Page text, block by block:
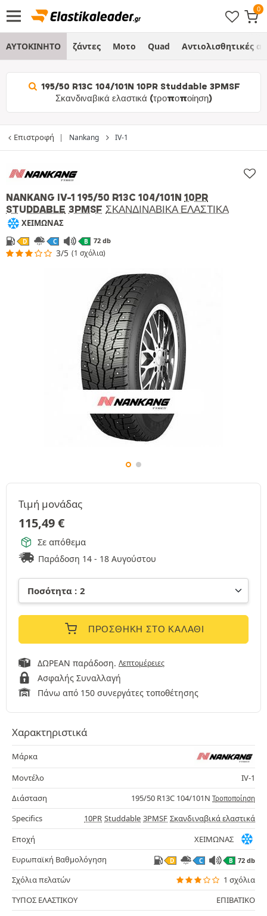
ΑΥΤΟΚΙΝΗΤΟ ζάντες Μοτο Quad Αντιολισθητικές
195/50 R13C 104/101N 10PR Studdable 3PMSF
Σκανδιναβικά ελαστικά (τροποποίηση)
Επιστροφή Nankang IV-1
NANKANG IV-1 195/50 R13C 104/101N 10PR
STUDDABLE 3PMSF ΣΚΑΝΔΙΝΑΒΙΚΆ ΕΛΑΣΤΙΚΆ
ΧΕΙΜΩΝΑΣ
D C B 72 db
3/5 (1 σχόλια)
Τιμή μονάδας
115,49€
Σε απόθεμα
Παράδοση 14 - 18 Αυγούστου
ΠΡΟΣΘΉΚΗ ΣΤΟ ΚΑΛΆΘΙ
ΔΩΡΕΑΝ παράδοση. Λεπτομέρειες
Ασφαλής Συναλλαγή
Πάνω από 150 συνεργάτες τοποθέτησης
Χαρακτηριστικά
Μάρκα
Μοντέλο
IV-1
Διάσταση
195/50 R13C 104/101N Τροποποίηση
Specifics 10PR Studdable 3PMSF Σκανδιναβικά ελαστικά
Εποχή
ΧΕΙΜΩΝΑΣ
Ευρωπαϊκή Βαθμολόγηση
D C B 72 db
Σχόλια πελατών
1 σχόλια
ΤΥΠΟΣ ΕΛΑΣΤΙΚΟΥ
ΕΠΙΒΑΤΙΚΟ